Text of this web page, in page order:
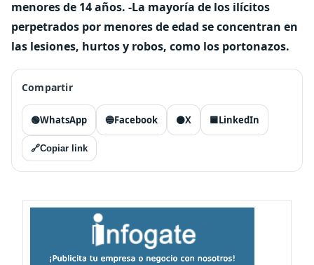
menores de 14 años. -La mayoría de los ilícitos
perpetrados por menores de edad se concentran en
las lesiones, hurtos y robos, como los portonazos.
Compartir
🟢WhatsApp 🔵Facebook ⚫X 🟦LinkedIn
🔗Copiar link